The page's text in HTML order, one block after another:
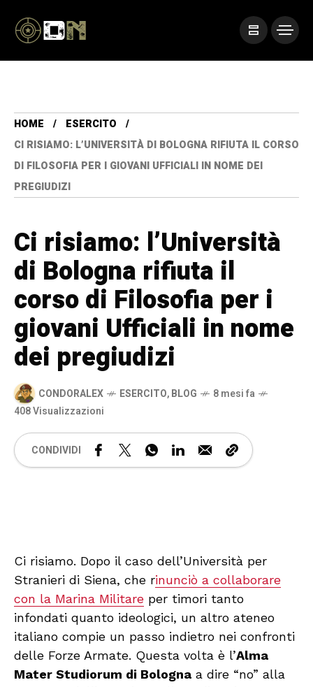
HOME
ESERCITO
CI RISIAMO: L’UNIVERSITÀ DI BOLOGNA RIFIUTA IL CORSO
DI FILOSOFIA PER I GIOVANI UFFICIALI IN NOME DEI
PREGIUDIZI
Ci risiamo: l’Università
di Bologna rifiuta il
corso di Filosofia per i
giovani Ufficiali in nome
dei pregiudizi
CONDORALEX ESERCITO,BLOG
8 mesi fa
408 Visualizzazioni
CONDIVIDI
Ci risiamo. Dopo il caso dell’Università per
Stranieri di Siena, che rinunciò a collaborare
con la Marina Militare per timori tanto
infondati quanto ideologici, un altro ateneo
italiano compie un passo indietro nei confronti
delle Forze Armate. Questa volta è l’Alma
Mater Studiorum di Bologna a dire “no” alla